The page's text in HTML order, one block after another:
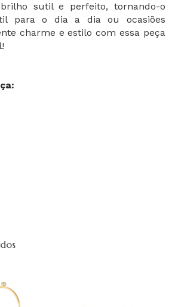
sutil e perfeito, tornando-o
para o dia a dia ou ocasiões
charme e estilo com essa peça